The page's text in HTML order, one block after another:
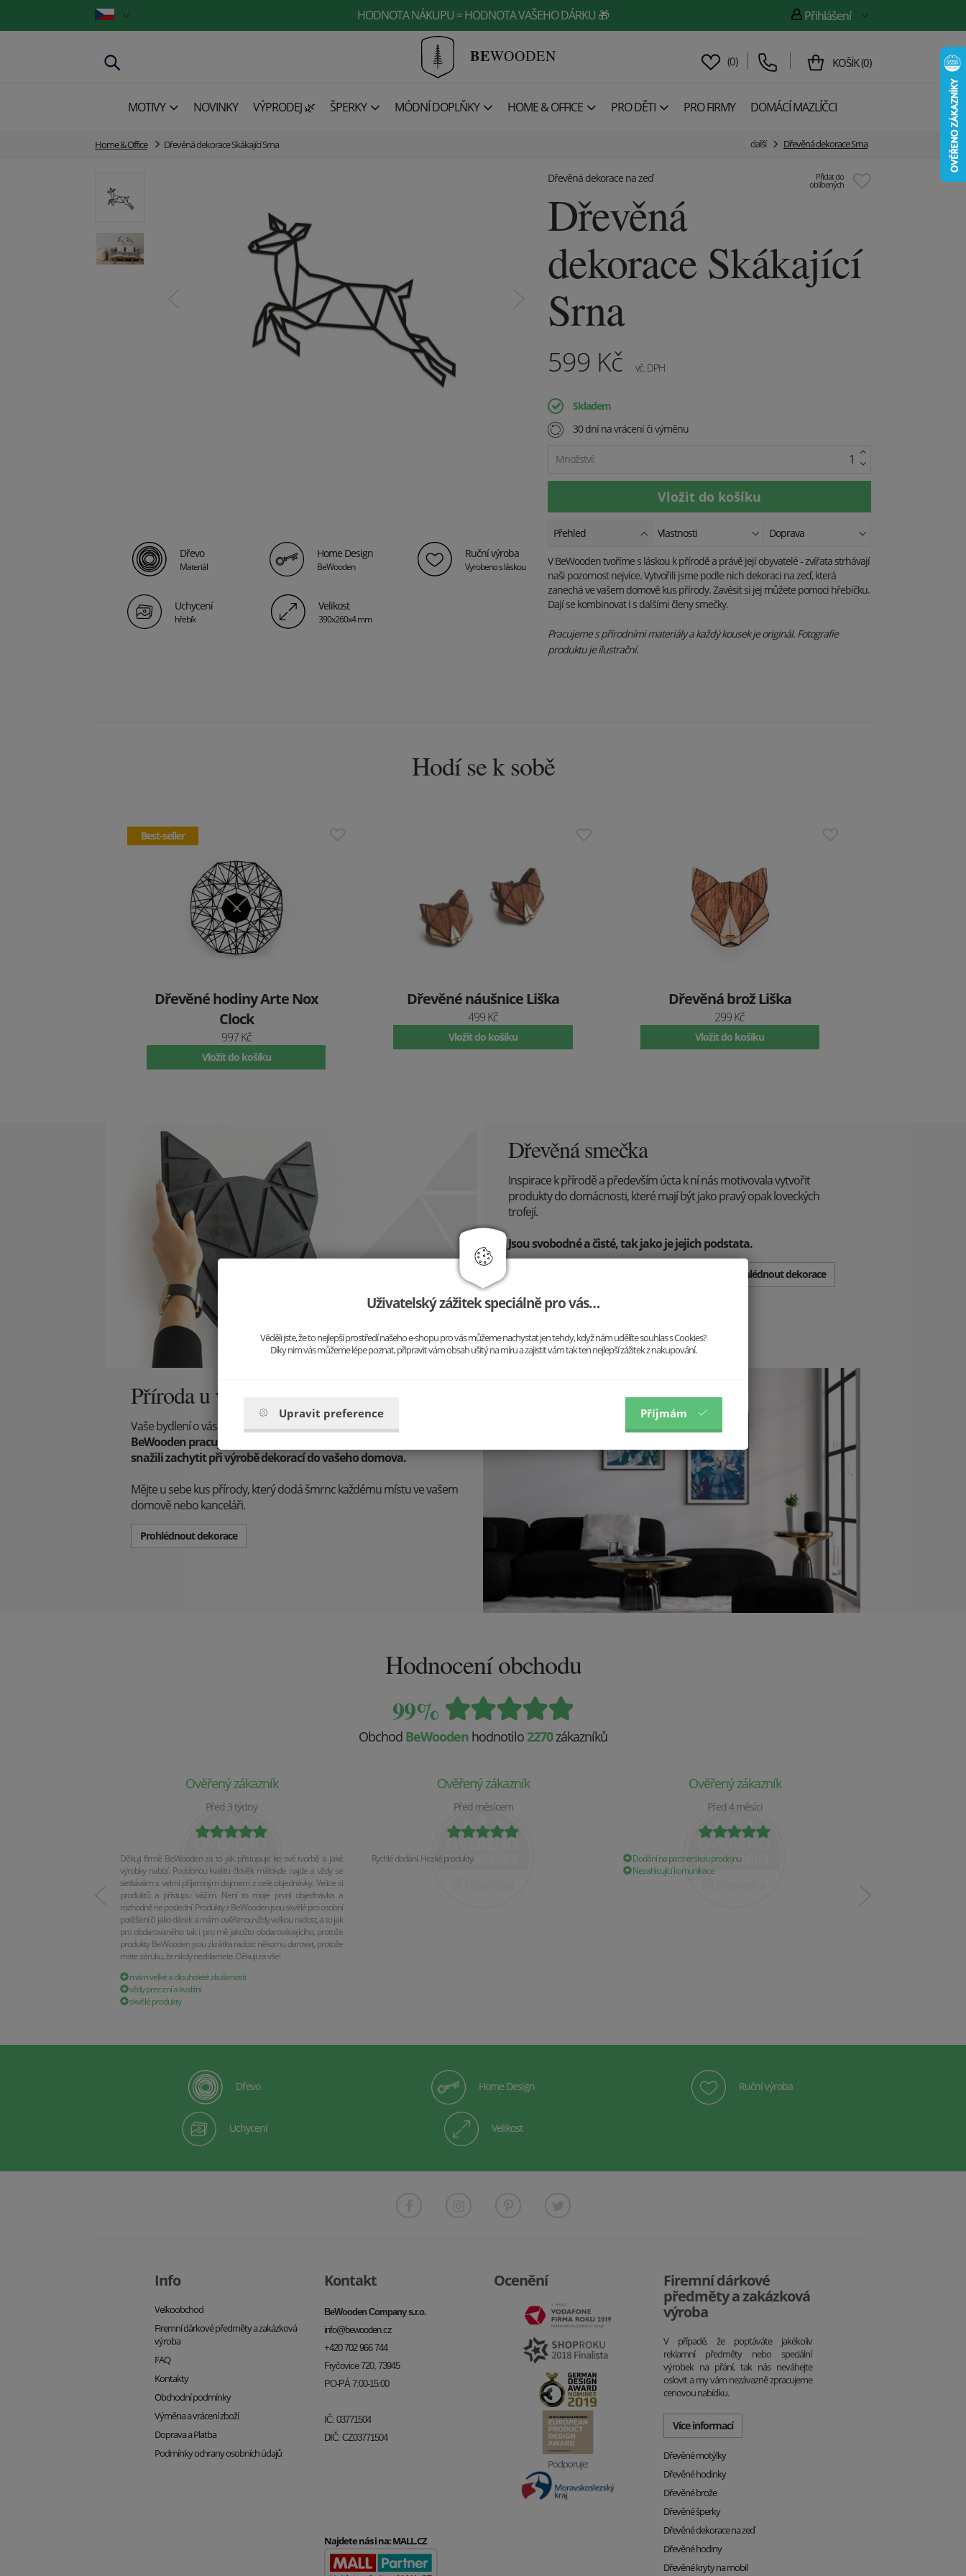
HODNOTA NÁKUPU = HODNOTA VAŠEHO DÁRKU 🎁 Přihlášení
BEWOODEN (0) KOŠÍK(0)
MOTIVY NOVINKY VÝPRODEJ 🌿 ŠPERKY MÓDNÍ DOPLŇKY HOME & OFFICE PRO DĚTI PRO FIRMY DOMÁCÍ MAZLÍČCI
Home & Office Dřevěná dekorace Skákající Srna další Dřevěná dekorace Srna
Přidat do
oblíbených
Dřevěná dekorace na zeď
Dřevěná
dekorace Skákající
Srna
599 Kč vč. DPH
Skladem
30 dní na vrácení či výměnu
Množství:
Dřevo
Materiál
Home Design
BeWooden
Ruční výroba
Vyrobeno s láskou
Uchycení
hřebík
Velikost
390x260x4 mm
Přehled Vlastnosti Doprava
V BeWooden tvoříme s láskou k přírodě a právě její obyvatelé - zvířata strhávají
naši pozornost nejvíce. Vytvořili jsme podle nich dekoraci na zeď, která
zanechá ve vašem domově kus přírody. Zavěsit si jej můžete pomoci hřebíčku.
Dají se kombinovat i s dalšími členy smečky.
Pracujeme s přírodními materiály a každý kousek je originál. Fotografie
produktu je ilustrační.
Hodí se k sobě
Best-seller
Dřevěné hodiny Arte Nox
Clock
997 Kč
Vložit do košíku
Dřevěné náušnice Liška
499 Kč
Vložit do košíku
Dřevěná brož Liška
299 Kč
Vložit do košíku
Dřevěná smečka
Inspirace k přírodě a především úcta k ní nás motivovala vytvořit
produkty do domácnosti, které mají být jako pravý opak loveckých
trofejí.
Jsou svobodné a čisté, tak jako je jejich podstata.
Prohlédnout dekorace
Příroda u vás doma
Vaše bydlení o vás prozradí mnohé – kým jste a co máte rádi.
BeWooden pracujeme s láskou k přírodě a právě tu jsme se
snažili zachytit při výrobě dekorací do vašeho domova.
Mějte u sebe kus přírody, který dodá šmrnc každému místu ve vašem
domově nebo kanceláři.
Prohlédnout dekorace
Hodnocení obchodu
99%
Obchod BeWooden hodnotilo 2270zákazníků
Ověřený zákazník
Před 3 týdny
Děkuji firmě BeWooden za to jak přistupuje ke své tvorbě a jaké
výrobky nabízí. Podobnou kvalitu člověk málokde najde a vždy se
setkávám s velmi příjemným dojmem z celé objednávky. Velice si
produktů a přístupu vážím. Není to moje první objednávka a
rozhodně ne poslední. Produkty z BeWooden jsou skvělé pro osobní
potěšení či jako dárek a mám ověřenou vždy velkou radost, a to jak
pro obdarovaného tak i pro mě jakožto obdarovávajícího, protože
produkty BeWooden jsou zkrátka radost někomu darovat, protože
máte záruku, že nikdy nezklamete. Děkuji za vše!
mám velké a dlouholeté zkušenosti
vždy precizní a kvalitní
skvělé produkty
Ověřený zákazník
Před měsícem
Rychlé dodání. Hezké produkty.
Ověřený zákazník
Před 4 měsíci
Dodání na partnerskou prodejnu
Nezahlcující komunikace
Dřevo Home Design Ruční výroba
Uchycení Velikost
Info
Velkoobchod
Firemní dárkové předměty a zakázková
výroba
FAQ
Kontakty
Obchodní podmínky
Výměna a vrácení zboží
Doprava a Platba
Podmínky ochrany osobních údajů
Kontakt
BeWooden Company s.r.o.
info@bewooden.cz
+420 702 966 744
Fryčovice 720, 73945
PO-PÁ 7:00-15:00
IČ: 03771504
DIČ: CZ03771504
Najdete nás i na:MALL.CZ
Ocenění
Podporuje:
Firemní dárkové
předměty a zakázková
výroba
V případě, že poptáváte jakékoliv
reklamní předměty nebo speciální
výrobek na přání, tak nás neváhejte
oslovit a my vám nezávazně zpracujeme
cenovou nabídku.
Více informací
Dřevěné motýlky
Dřevěné hodinky
Dřevěné brože
Dřevěné šperky
Dřevěné dekorace na zeď
Dřevěné hodiny
Dřevěné kryty na mobil
Uživatelský zážitek speciálně pro vás…
Věděli jste, že to nejlepší prostředí našeho e-shopu pro vás můžeme nachystat jen tehdy, když nám udělíte souhlas s Cookies?
Díky nim vás můžeme lépe poznat, připravit vám obsah ušitý na míru a zajistit vám tak ten nejlepší zážitek z nakupování.
Upravit preference Příjmám